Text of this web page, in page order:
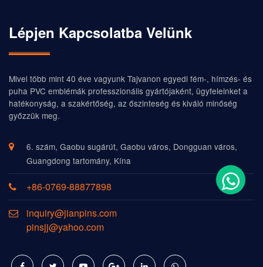
Lépjen Kapcsolatba Velünk
Mivel több mint 40 éve vagyunk Tajvanon egyedi fém-, hímzés- és
puha PVC emblémák professzionális gyártójaként, ügyfeleinket a
hatékonyság, a szakértőség, az őszinteség és kiváló minőség
győzzük meg.
6. szám, Gaobu sugárút, Gaobu város, Dongguan város,
Guangdong tartomány, Kína
+86-0769-88877898
inquiry@jianpins.com
pinsjj@yahoo.com